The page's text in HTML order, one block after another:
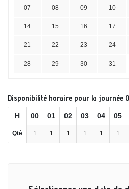
07 08 09 10
14 15 16 17
21 22 23 24
28 29 30 31
Disponibilité horaire pour la journée
H 00 01 02 03 04 05
Qté 1 1 1 1 1 1